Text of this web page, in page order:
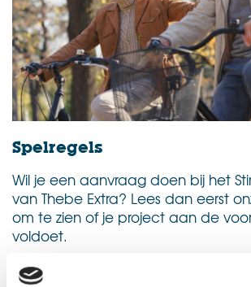
Spelregels
Wil je een aanvraag doen bij het
van Thebe Extra? Lees dan eerst
om te zien of je project aan de
voldoet.
BEKIJK DE SPELREGELS